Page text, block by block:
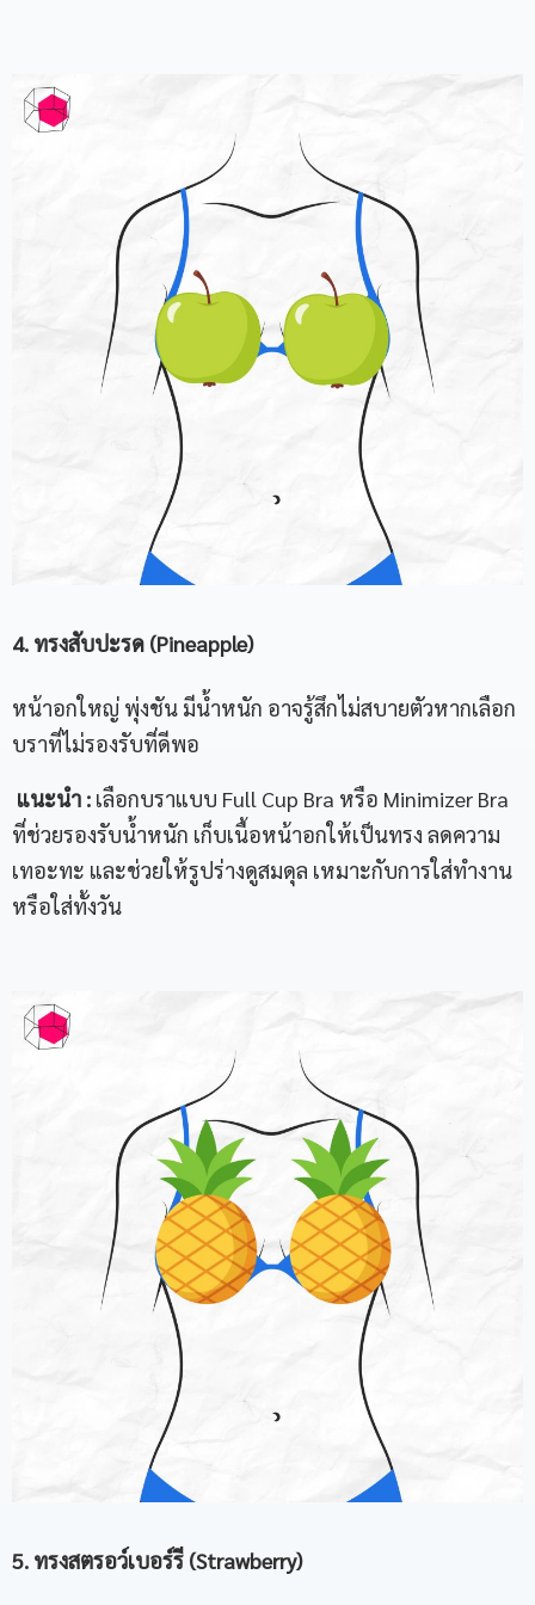
4. ทรงสับปะรด (Pineapple)
หน้าอกใหญ่ พุ่งชัน มีน้ำหนัก อาจรู้สึกไม่สบายตัวหากเลือก
บราที่ไม่รองรับที่ดีพอ
แนะนำ : เลือกบราแบบ Full Cup Bra หรือ Minimizer Bra
ที่ช่วยรองรับน้ำหนัก เก็บเนื้อหน้าอกให้เป็นทรง ลดความ
เทอะทะ และช่วยให้รูปร่างดูสมดุล เหมาะกับการใส่ทำงาน
หรือใส่ทั้งวัน
5. ทรงสตรอว์เบอร์รี (Strawberry)